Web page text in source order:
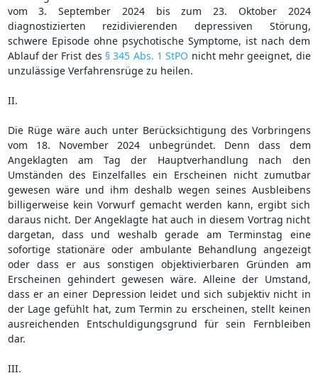
vom 3. September 2024 bis zum 23. Oktober 2024
diagnostizierten rezidivierenden depressiven Störung,
schwere Episode ohne psychotische Symptome, ist nach dem
Ablauf der Frist des § 345 Abs. 1 StPO nicht mehr geeignet, die
unzulässige Verfahrensrüge zu heilen.
II.
Die Rüge wäre auch unter Berücksichtigung des Vorbringens
vom 18. November 2024 unbegründet. Denn dass dem
Angeklagten am Tag der Hauptverhandlung nach den
Umständen des Einzelfalles ein Erscheinen nicht zumutbar
gewesen wäre und ihm deshalb wegen seines Ausbleibens
billigerweise kein Vorwurf gemacht werden kann, ergibt sich
daraus nicht. Der Angeklagte hat auch in diesem Vortrag nicht
dargetan, dass und weshalb gerade am Terminstag eine
sofortige stationäre oder ambulante Behandlung angezeigt
oder dass er aus sonstigen objektivierbaren Gründen am
Erscheinen gehindert gewesen wäre. Alleine der Umstand,
dass er an einer Depression leidet und sich subjektiv nicht in
der Lage gefühlt hat, zum Termin zu erscheinen, stellt keinen
ausreichenden Entschuldigungsgrund für sein Fernbleiben
dar.
III.